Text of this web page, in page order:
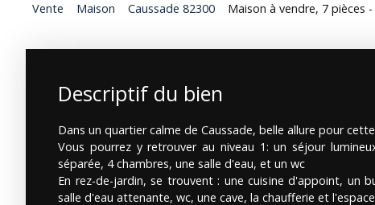
Vente Maison Caussade 82300 Maison à vendre, 7 pièces
Descriptif du bien
Dans un quartier calme de Caussade, belle allure pour
Vous pourrez y retrouver au niveau 1: un séjour
séparée, 4 chambres, une salle d'eau, et un wc
En rez-de-jardin, se trouvent : une cuisine d'appoint, un
salle d'eau attenante, wc, une cave, la chaufferie et